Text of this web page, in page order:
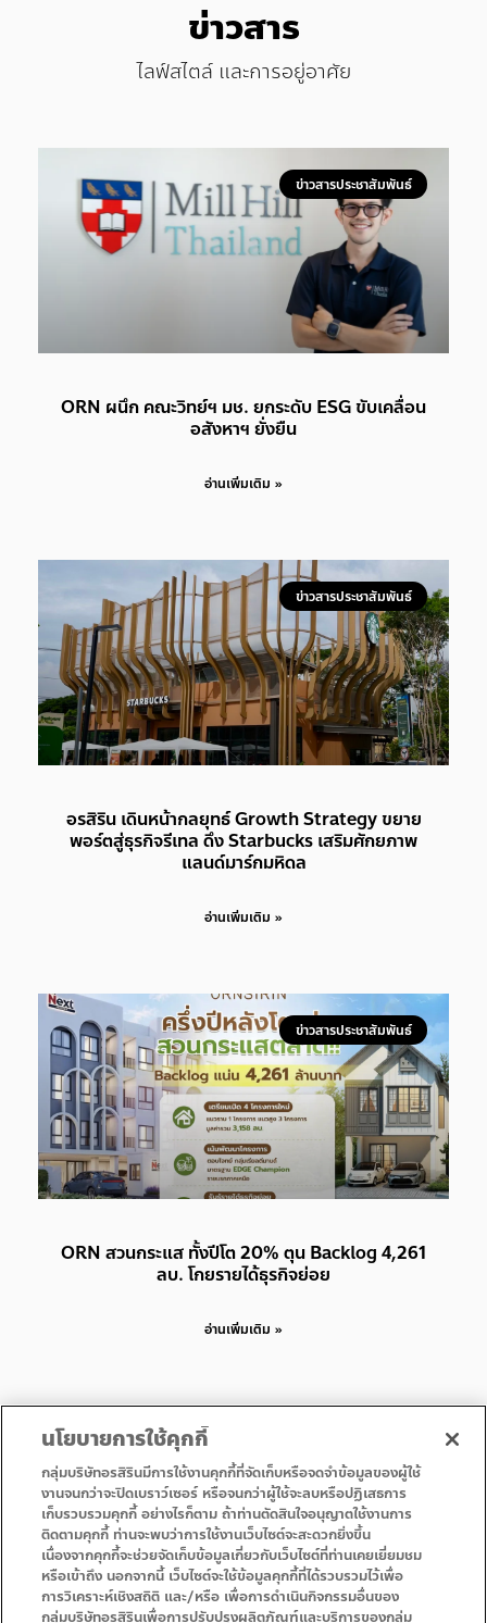
ข่าวสาร
ไลฟ์สไตล์ และการอยู่อาศัย
ข่าวสารประชาสัมพันธ์
ORN ผนึก คณะวิทย์ฯ มช. ยกระดับ ESG ขับเคลื่อน
อสังหาฯ ยั่งยืน
อ่านเพิ่มเติม »
ข่าวสารประชาสัมพันธ์
อรสิริน เดินหน้ากลยุทธ์ Growth Strategy ขยาย
พอร์ตสู่ธุรกิจรีเทล ดึง Starbucks เสริมศักยภาพ
แลนด์มาร์กมหิดล
อ่านเพิ่มเติม »
ข่าวสารประชาสัมพันธ์
ORN สวนกระแส ทั้งปีโต 20% ตุน Backlog 4,261
ลบ. โกยรายได้ธุรกิจย่อย
อ่านเพิ่มเติม »
• หน้าแรก
• โปรโมชั่น
• บริการ
• ติดต่อเรา
นโยบายการใช้คุกกี้
กลุ่มบริษัทอรสิรินมีการใช้งานคุกกี้ที่จัดเก็บหรือจดจำข้อมูลของผู้ใช้
งานจนกว่าจะปิดเบราว์เซอร์ หรือจนกว่าผู้ใช้จะลบหรือปฏิเสธการ
เก็บรวบรวมคุกกี้ อย่างไรก็ตาม ถ้าท่านตัดสินใจอนุญาตใช้งานการ
ติดตามคุกกี้ ท่านจะพบว่าการใช้งานเว็บไซต์จะสะดวกยิ่งขึ้น
เนื่องจากคุกกี้จะช่วยจัดเก็บข้อมูลเกี่ยวกับเว็บไซต์ที่ท่านเคยเยี่ยมชม
หรือเข้าถึง นอกจากนี้ เว็บไซต์จะใช้ข้อมูลคุกกี้ที่ได้รวบรวมไว้เพื่อ
การวิเคราะห์เชิงสถิติ และ/หรือ เพื่อการดำเนินกิจกรรมอื่นของ
กลุ่มบริษัทอรสิรินเพื่อการปรับปรุงผลิตภัณฑ์และบริการของกลุ่ม